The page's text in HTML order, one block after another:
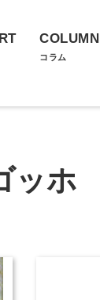
COLUMN
コラム
ッホ